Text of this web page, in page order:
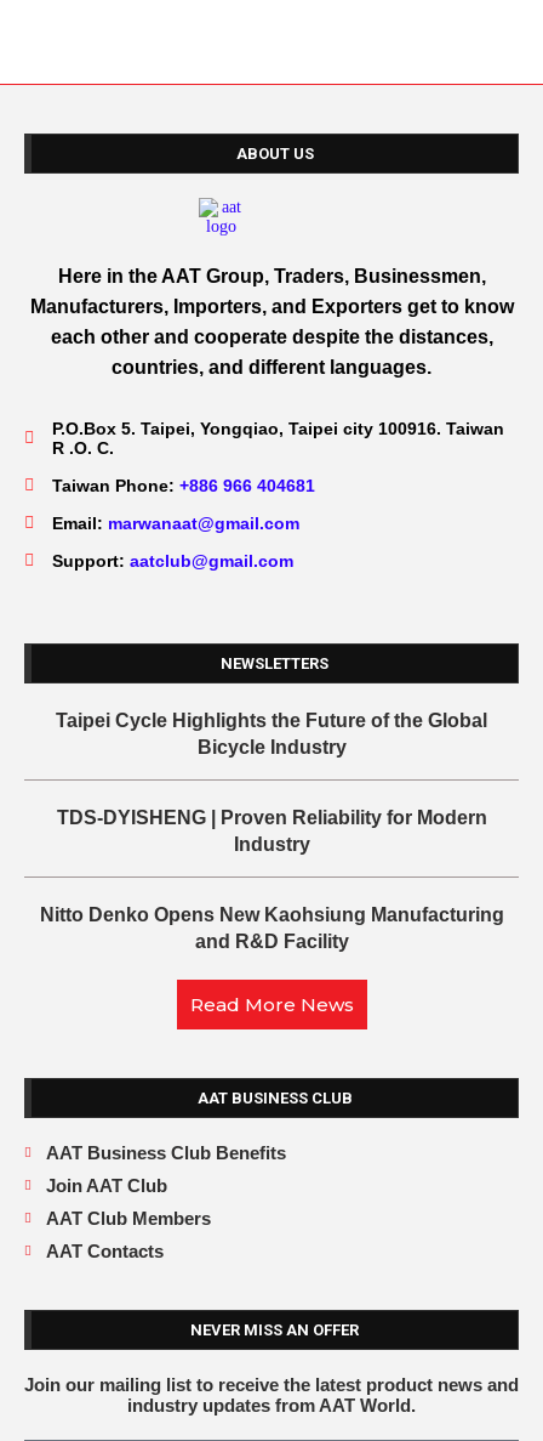
ABOUT US
Here in the AAT Group, Traders, Businessmen,
Manufacturers, Importers, and Exporters get to know
each other and cooperate despite the distances,
countries, and different languages.
P.O.Box 5. Taipei, Yongqiao, Taipei city 100916. Taiwan
R .O. C.
Taiwan Phone: +886 966 404681
Email: marwanaat@gmail.com
Support: aatclub@gmail.com
NEWSLETTERS
Taipei Cycle Highlights the Future of the Global
Bicycle Industry
TDS-DYISHENG | Proven Reliability for Modern
Industry
Nitto Denko Opens New Kaohsiung Manufacturing
and R&D Facility
Read More News
AAT BUSINESS CLUB
AAT Business Club Benefits
Join AAT Club
AAT Club Members
AAT Contacts
NEVER MISS AN OFFER
Join our mailing list to receive the latest product news and
industry updates from AAT World.